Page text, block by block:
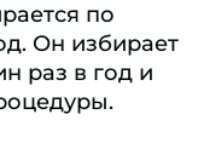
по
Он избирает
раз в год и